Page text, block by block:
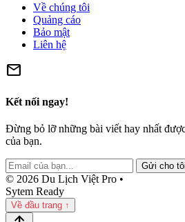
Về chúng tôi
Quảng cáo
Bảo mật
Liên hệ
mail
Kết nối ngay!
Đừng bỏ lỡ những bài viết hay nhất
của bạn.
Gửi cho tôi
© 2026 Du Lịch Việt Pro •
Sytem Ready
Về đầu trang ↑